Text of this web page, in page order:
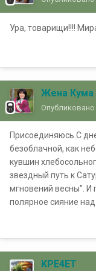
Ура, товарищи!!!!
Жена
Опубликовано
Присоединяюсь.С
безоблачной, как
кувшин
звездный путь к
мгновений весны". И
полярное сияние
KPE4ET